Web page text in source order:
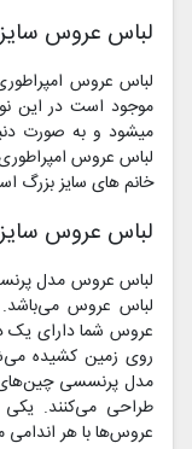
لباس عروس
لباس عروس
موجود است در این
میشود و به صورت
لباس عروس
خانم های سایز بزرگ
لباس عروس
لباس عروس مدل
لباس عروس می‌باشد.
عروس شما دارای یک
روی زمین کشیده
مدل پرنسسی چین‌های
طراحی می‌کنند.
عروس‌ها با هر اندامی